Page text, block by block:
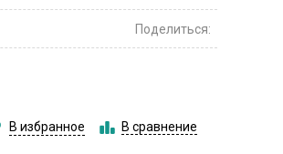
Поделиться:
В избранное В сравнение